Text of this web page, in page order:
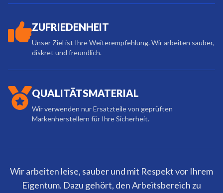
ZUFRIEDENHEIT
Unser Ziel ist Ihre Weiterempfehlung. Wir arbeiten sauber,
diskret und freundlich.
QUALITÄTSMATERIAL
Wir verwenden nur Ersatzteile von geprüften
Markenherstellern für Ihre Sicherheit.
Wir arbeiten leise, sauber und mit Respekt vor Ihrem
Eigentum. Dazu gehört, den Arbeitsbereich zu